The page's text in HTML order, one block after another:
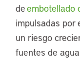
deembotellado
impulsadas por
un riesgo
fuentes de